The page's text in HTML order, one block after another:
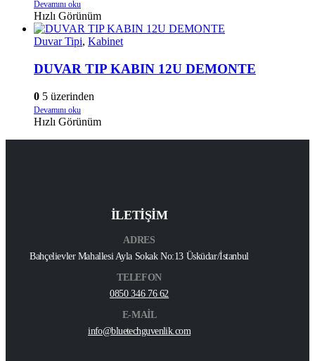
Devamını oku
Hızlı Görünüm
Duvar Tipi, Kabinet
DUVAR TIP KABIN 12U DEMONTE
0 5 üzerinden
Devamını oku
Hızlı Görünüm
İLETİŞİM
ADRES
Bahçelievler Mahallesi Ayla Sokak No:13 Üsküdar/İstanbul
TELEFON
0850 346 76 62
E-MAİL
info@bluetechguvenlik.com